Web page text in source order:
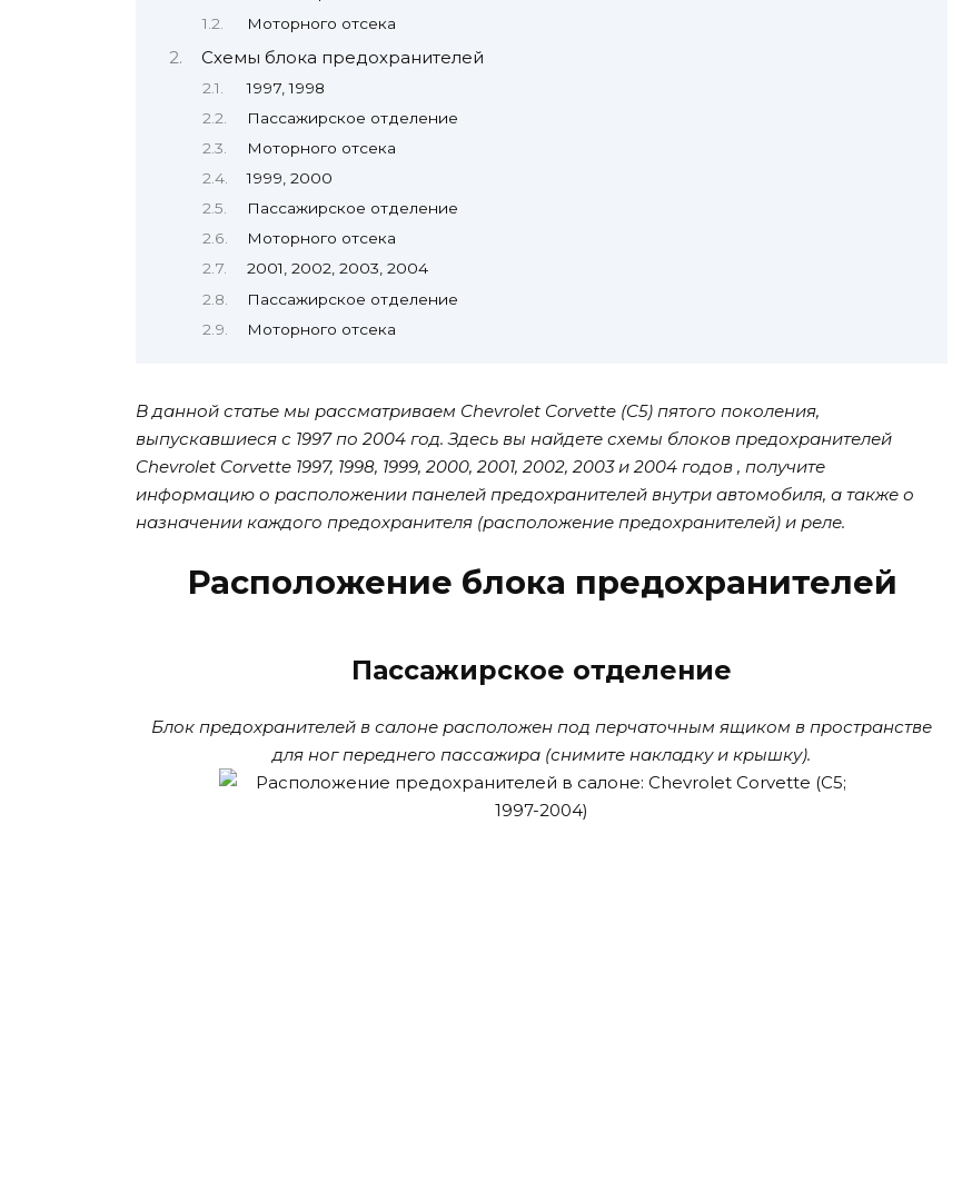
Моторного отсека
Схемы блока предохранителей
1997, 1998
Пассажирское отделение
Моторного отсека
1999, 2000
Пассажирское отделение
Моторного отсека
2001, 2002, 2003, 2004
Пассажирское отделение
Моторного отсека
В данной статье мы рассматриваем Chevrolet Corvette (C5) пятого поколения,
выпускавшиеся с 1997 по 2004 год. Здесь вы найдете схемы блоков предохранителей
Chevrolet Corvette 1997, 1998, 1999, 2000, 2001, 2002, 2003 и 2004 годов , получите
информацию о расположении панелей предохранителей внутри автомобиля, а также о
назначении каждого предохранителя (расположение предохранителей) и реле.
Расположение блока предохранителей
Пассажирское отделение
Блок предохранителей в салоне расположен под перчаточным ящиком в пространстве
для ног переднего пассажира (снимите накладку и крышку).